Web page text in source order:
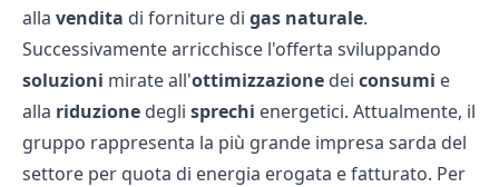
alla vendita di forniture di gas naturale.
Successivamente arricchisce l'offerta sviluppando
soluzioni mirate all'ottimizzazione dei consumi e
alla riduzione degli sprechi energetici. Attualmente, il
gruppo rappresenta la più grande impresa sarda del
settore per quota di energia erogata e fatturato. Per